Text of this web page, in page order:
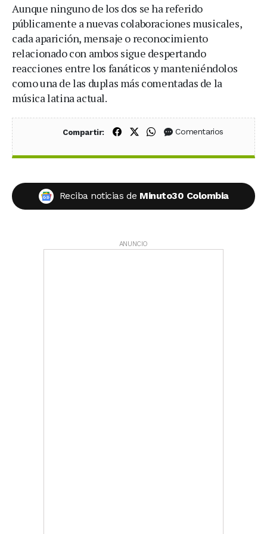
Aunque ninguno de los dos se ha referido
públicamente a nuevas colaboraciones musicales,
cada aparición, mensaje o reconocimiento
relacionado con ambos sigue despertando
reacciones entre los fanáticos y manteniéndolos
como una de las duplas más comentadas de la
música latina actual.
Compartir: Compartir en Facebook
Compartir en X (Twitter)
Compartir en WhatsApp
Comentarios
Reciba noticias de Minuto30 Colombia
ANUNCIO